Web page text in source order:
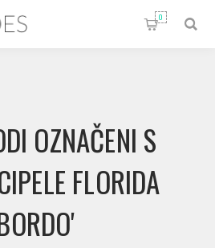
0
OZNAČENI S
FLORIDA